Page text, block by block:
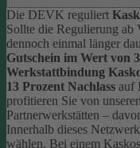
Die DEVK reguliert
Sollte die Regulierung ab
dennoch einmal länger
Gutschein im Wert von
Werkstattbindung
13 Prozent Nachlass auf
profitieren Sie von
Partnerwerkstätten –
Innerhalb dieses
wählen. Bei einem